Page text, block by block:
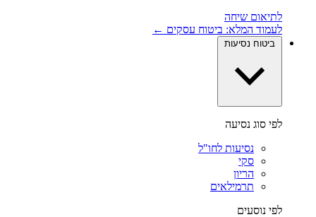
לתיאום שיחה
לעמוד המלא: ביטוח עסקים ←
ביטוח נסיעות
לפי סוג נסיעה
נסיעות לחו"ל
סקי
הריון
תרמילאים
לפי נוסעים